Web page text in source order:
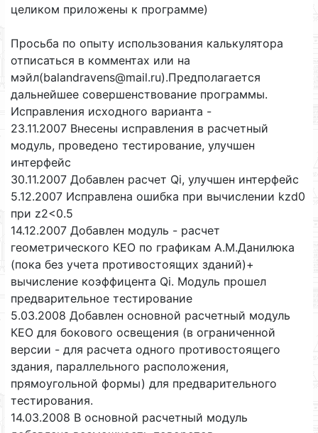
целиком приложены к программе)
Просьба по опыту использования калькулятора
отписаться в комментах или на
мэйл(balandravens@mail.ru).Предполагается
дальнейшее совершенствование программы.
Исправления исходного варианта -
23.11.2007 Внесены исправления в расчетный
модуль, проведено тестирование, улучшен
интерфейс
30.11.2007 Добавлен расчет Qi, улучшен интерфейс
5.12.2007 Исправлена ошибка при вычислении kzd0
при z2<0.5
14.12.2007 Добавлен модуль - расчет
геометрического КЕО по графикам А.М.Данилюка
(пока без учета противостоящих зданий)+
вычисление коэффицента Qi. Модуль прошел
предварительное тестирование
5.03.2008 Добавлен основной расчетный модуль
КЕО для бокового освещения (в ограниченной
версии - для расчета одного противостоящего
здания, параллельного расположения,
прямоугольной формы) для предварительного
тестирования.
14.03.2008 В основной расчетный модуль